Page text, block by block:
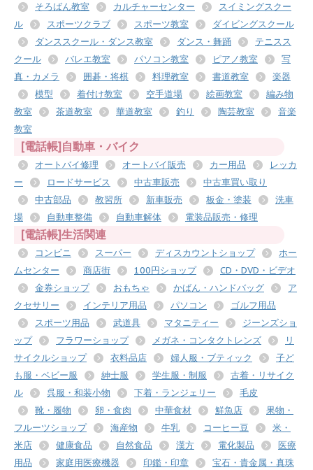
そろばん教室 カルチャーセンター
スイミングスクー
ル
スポーツクラブ スポーツ教室
ダイビングスクール
ダンススクール・ダンス教室
ダンス・舞踊
テニスス
クール
バレエ教室 パソコン教室 ピアノ教室
写
真・カメラ
囲碁・将棋 料理教室 書道教室
楽器
模型
着付け教室 空手道場 絵画教室
編み物
教室
茶道教室 華道教室 釣り 陶芸教室
音楽
教室
[電話帳]自動車・バイク
オートバイ修理 オートバイ販売 カー用品
レッカ
ー
ロードサービス 中古車販売
中古車買い取り
中古部品
教習所 新車販売 板金・塗装
洗車
場
自動車整備 自動車解体 電装品販売・修理
[電話帳]生活関連
コンビニ スーパー ディスカウントショップ
ホー
ムセンター
商店街 100円ショップ
CD・DVD・ビデオ
金券ショップ
おもちゃ かばん・ハンドバッグ
ア
クセサリー
インテリア用品 パソコン
ゴルフ用品
スポーツ用品
武道具 マタニティー
ジーンズショ
ップ
フラワーショップ メガネ・コンタクトレンズ
リ
サイクルショップ
衣料品店 婦人服・ブティック
子ど
も服・ベビー服
紳士服 学生服・制服
古着・リサイク
ル
呉服・和装小物 下着・ランジェリー
毛皮
靴・履物
卵・食肉 中華食材 鮮魚店
果物・
フルーツショップ
海産物 牛乳 コーヒー豆
米・
米店
健康食品 自然食品 漢方 電化製品
医療
用品
家庭用医療機器 印鑑・印章
宝石・貴金属・真珠